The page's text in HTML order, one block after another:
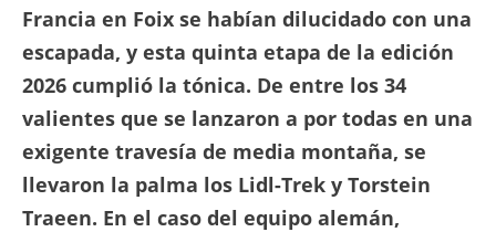
Francia en Foix se habían dilucidado con una
escapada, y esta quinta etapa de la edición
2026 cumplió la tónica. De entre los 34
valientes que se lanzaron a por todas en una
exigente travesía de media montaña, se
llevaron la palma los Lidl-Trek y Torstein
Traeen. En el caso del equipo alemán,